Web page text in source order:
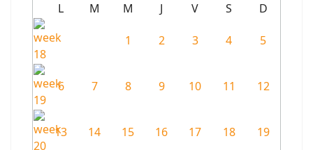
L
M M J V S D
1 2 3 4 5
6 7 8 9 10 11 12
13 14 15 16 17 18 19